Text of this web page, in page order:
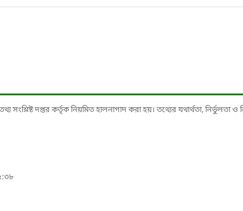
দপ্তর কর্তৃক নিয়মিত হালনাগাদ করা হয়। তথ্যের যথার্থতা, নির্ভুলতা ও